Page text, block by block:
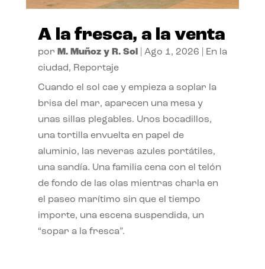
A la fresca, a la venta
por M. Muñoz y R. Sol| Ago 1, 2026
En la
ciudad, Reportaje
Cuando el sol cae y empieza a soplar la
brisa del mar, aparecen una mesa y
unas sillas plegables. Unos bocadillos,
una tortilla envuelta en papel de
aluminio, las neveras azules portátiles,
una sandía. Una familia cena con el telón
de fondo de las olas mientras charla en
el paseo marítimo sin que el tiempo
importe, una escena suspendida, un
“sopar a la fresca”.